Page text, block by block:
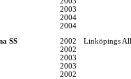
2003
2004
2004
SS 2002
Linköpings
2002
2003
2003
2002